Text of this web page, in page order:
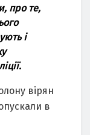
про те,
і
вірян
в